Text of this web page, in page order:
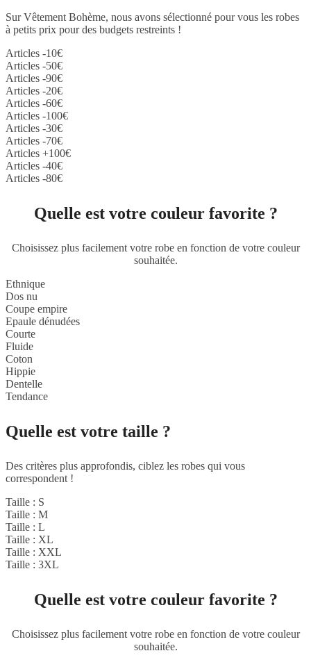
Sur Vêtement Bohème, nous avons sélectionné pour vous les robes
à petits prix pour des budgets restreints !
Articles -10€
Articles -50€
Articles -90€
Articles -20€
Articles -60€
Articles -100€
Articles -30€
Articles -70€
Articles +100€
Articles -40€
Articles -80€
Quelle est votre couleur favorite ?
Choisissez plus facilement votre robe en fonction de votre couleur
souhaitée.
Ethnique
Dos nu
Coupe empire
Epaule dénudées
Courte
Fluide
Coton
Hippie
Dentelle
Tendance
Quelle est votre taille ?
Des critères plus approfondis, ciblez les robes qui vous
correspondent !
Taille : S
Taille : M
Taille : L
Taille : XL
Taille : XXL
Taille : 3XL
Quelle est votre couleur favorite ?
Choisissez plus facilement votre robe en fonction de votre couleur
souhaitée.